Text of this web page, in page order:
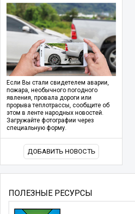
Если Вы стали свидетелем аварии,
пожара, необычного погодного
явления, провала дороги или
прорыва теплотрассы, сообщите об
этом в ленте народных новостей.
Загружайте фотографии через
специальную форму.
ДОБАВИТЬ НОВОСТЬ
ПОЛЕЗНЫЕ РЕСУРСЫ